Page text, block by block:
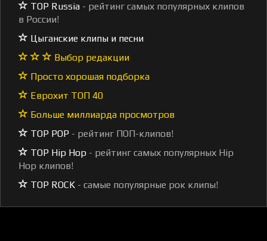
TOP Russia - рейтинг самых популярных клипов
в России!
Цыганские клипы и песни
Выбор редакции
Просто хорошая подборка
Еврохит ТОП 40
Больше миллиарда просмотров
TOP POP - рейтинг ПОП-клипов!
TOP Hip Hop - рейтинг самых популярных Hip
Hop клипов!
TOP ROCK - самые популярные рок клипы!